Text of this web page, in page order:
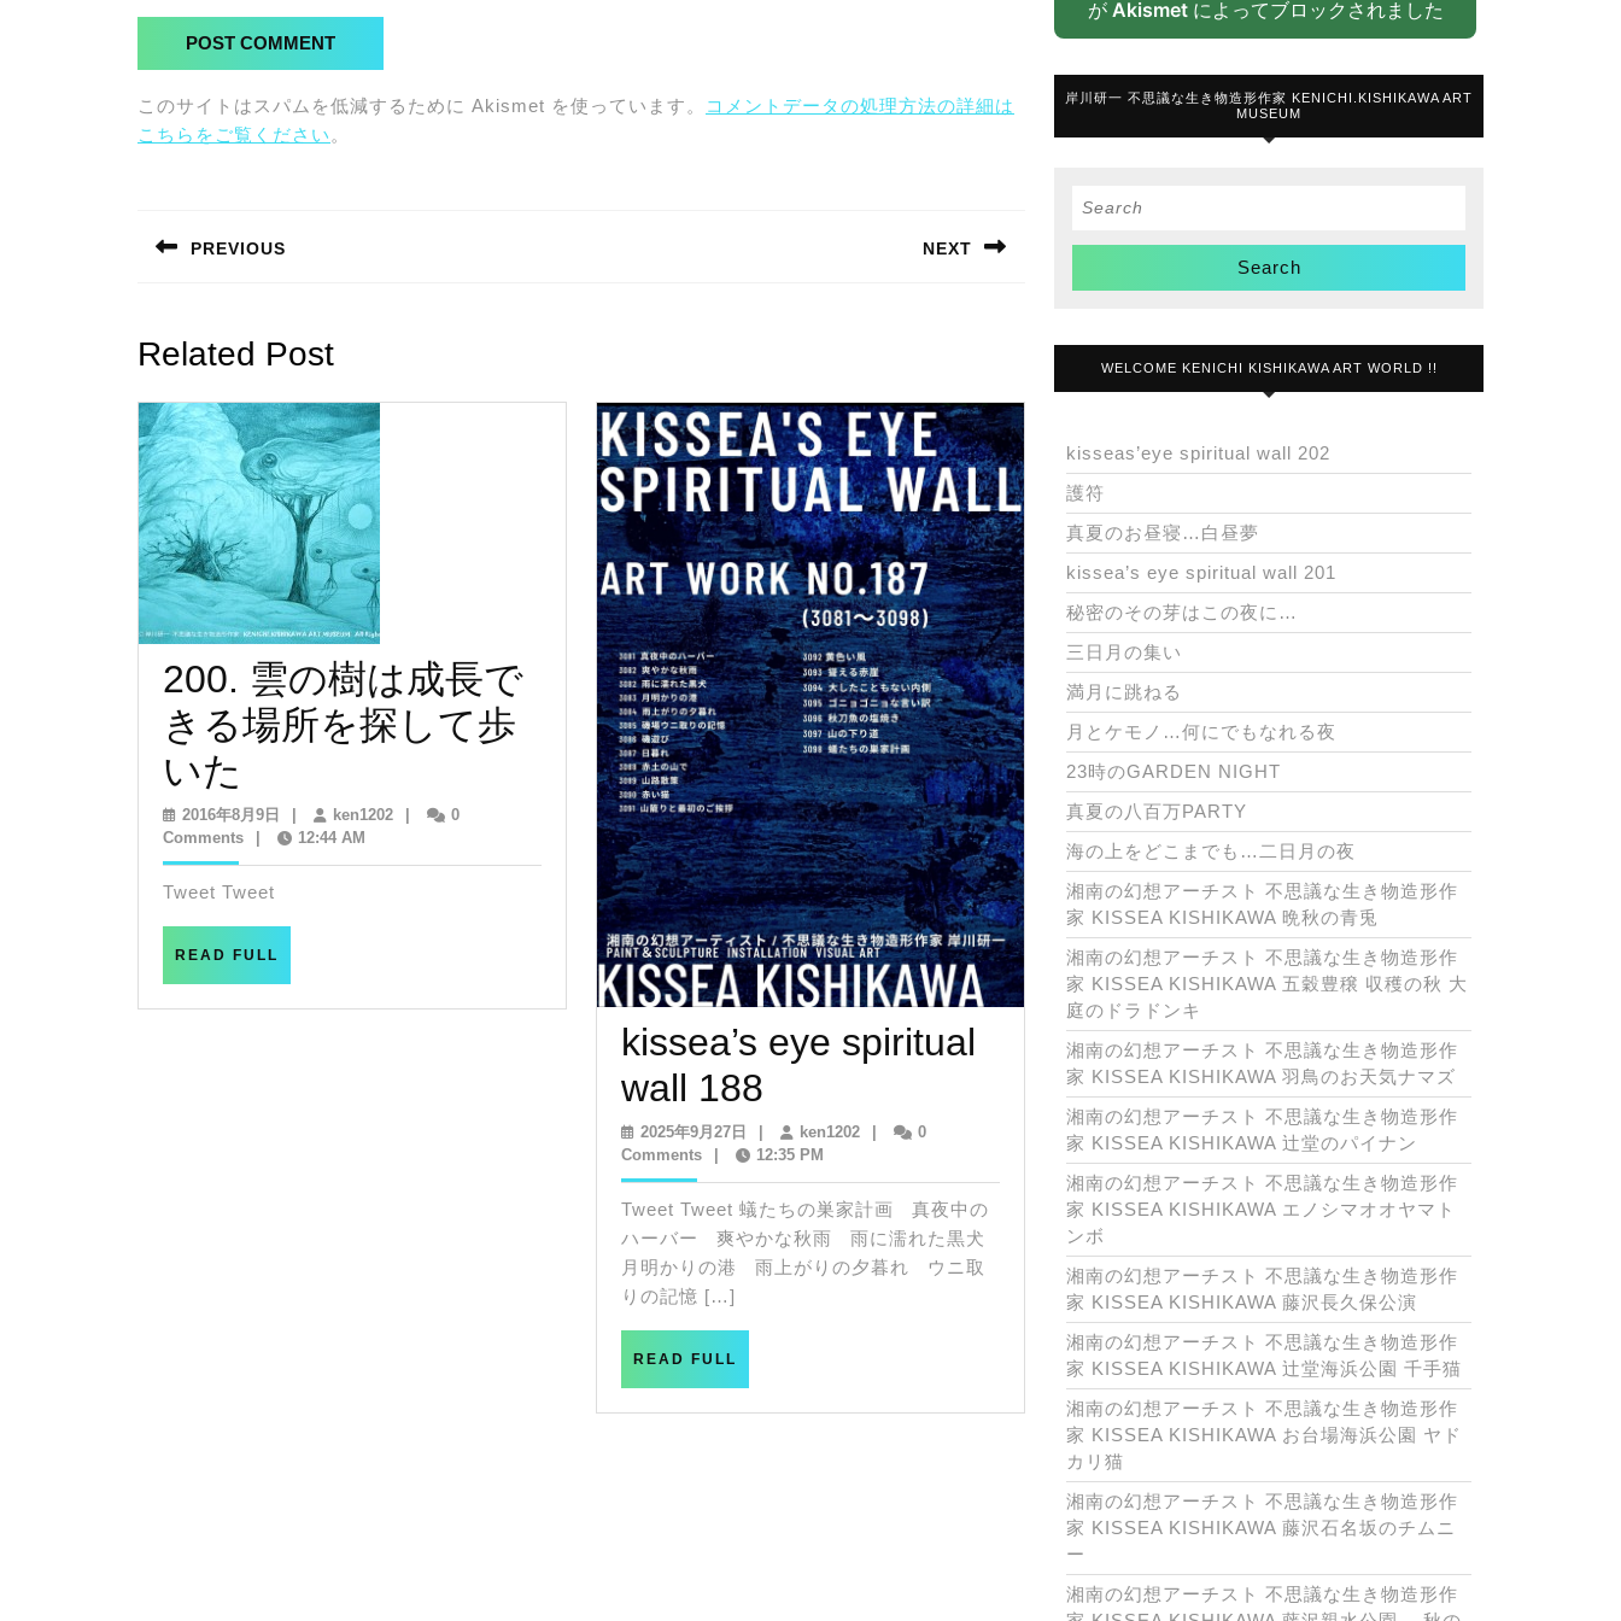
このサイトはスパムを低減するために Akismet を使っています。
コメントデータの処理方法の詳細は
こちらをご覧ください 。
稿
ゲ
ー
シ
ョ
ン
PREVIOUS NEXT
Related Post
200. 雲の樹は成長で
きる場所を探して歩
いた
雲
の
樹
は
成
2016年8月9日
2016
年
日
ken1202ken12020
Comments
12:44 AM
Tweet Tweet
READ FULL
kissea’s eye spiritual
wall 188
eye
spiritual
wall
188
2025年9月27日
2025
年
月
27
日
ken1202ken12020
Comments
12:35 PM
Tweet Tweet 蟻たちの巣家計画 真夜中の
ハーバー 爽やかな秋雨 雨に濡れた黒犬
月明かりの港 雨上がりの夕暮れ ウニ取
りの記憶 […]
READ FULL
が Akismetによってブロックされました
岸川研一 不思議な生き物造形作家 KENICHI.KISHIKAWA ART
MUSEUM
Search
WELCOME KENICHI KISHIKAWA ART WORLD !!
kisseas’eye spiritual wall 202
護符
真夏のお昼寝…白昼夢
kissea’s eye spiritual wall 201
秘密のその芽はこの夜に…
三日月の集い
満月に跳ねる
月とケモノ…何にでもなれる夜
23時のGARDEN NIGHT
真夏の八百万PARTY
海の上をどこまでも…二日月の夜
湘南の幻想アーチスト 不思議な生き物造形作
家 KISSEA KISHIKAWA 晩秋の青兎
湘南の幻想アーチスト 不思議な生き物造形作
家 KISSEA KISHIKAWA 五穀豊穣 収穫の秋 大
庭のドラドンキ
湘南の幻想アーチスト 不思議な生き物造形作
家 KISSEA KISHIKAWA 羽鳥のお天気ナマズ
湘南の幻想アーチスト 不思議な生き物造形作
家 KISSEA KISHIKAWA 辻堂のパイナン
湘南の幻想アーチスト 不思議な生き物造形作
家 KISSEA KISHIKAWA エノシマオオヤマト
ンボ
湘南の幻想アーチスト 不思議な生き物造形作
家 KISSEA KISHIKAWA 藤沢長久保公演
湘南の幻想アーチスト 不思議な生き物造形作
家 KISSEA KISHIKAWA 辻堂海浜公園 千手猫
湘南の幻想アーチスト 不思議な生き物造形作
家 KISSEA KISHIKAWA お台場海浜公園 ヤド
カリ猫
湘南の幻想アーチスト 不思議な生き物造形作
家 KISSEA KISHIKAWA 藤沢石名坂のチムニ
ー
湘南の幻想アーチスト 不思議な生き物造形作